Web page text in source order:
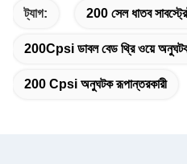
ট্যাগ: 200 সেল ধাতব
200Cpsi ডাবল বেড থ্রি ওয়ে অনুঘটক
200 Cpsi অনুঘটক রূপান্তরকারী